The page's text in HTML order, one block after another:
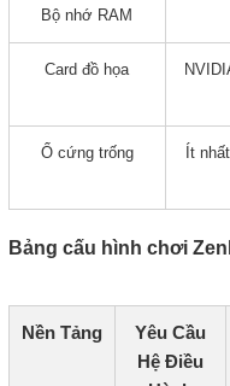
Bộ nhớ RAM
Card đồ họa
Ổ cứng trống
Ít
Bảng cấu hình chơi
Nền Tảng
Yêu Cầu
Hệ Điều